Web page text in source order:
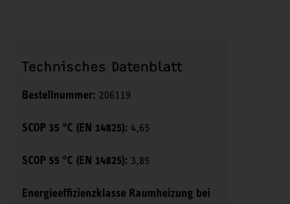
Technisches Datenblatt
Bestellnummer: 206119
SCOP 35 °C (EN 14825): 4,65
SCOP 55 °C (EN 14825): 3,85
Energieeffizienzklasse Raumheizung bei